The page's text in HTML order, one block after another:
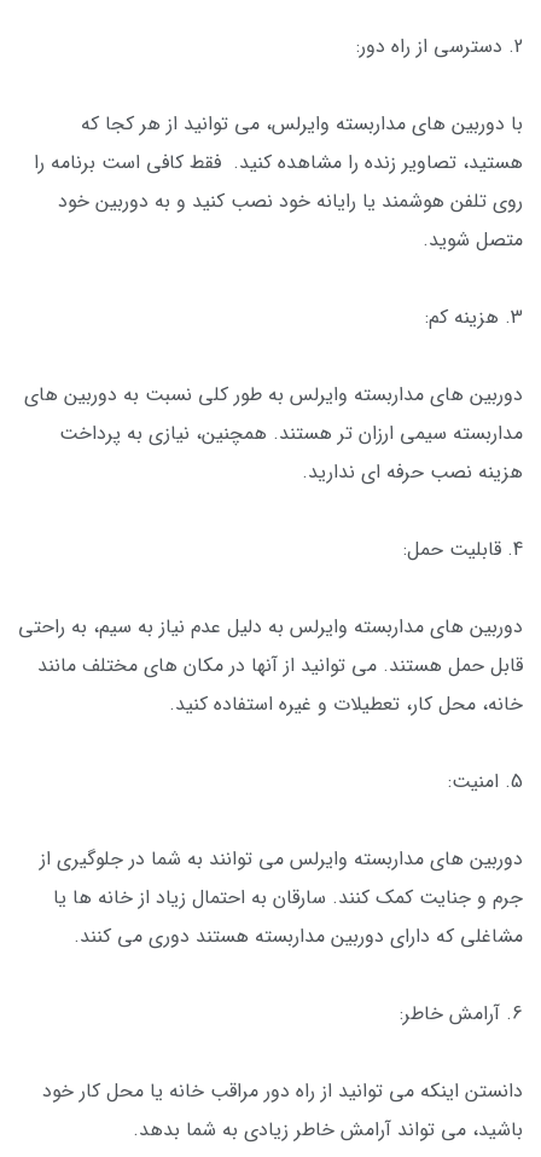
2. دسترسی از راه دور:
با دوربین های مداربسته وایرلس، می توانید از هر کجا که
هستید، تصاویر زنده را مشاهده کنید. فقط کافی است برنامه را
روی تلفن هوشمند یا رایانه خود نصب کنید و به دوربین خود
متصل شوید.
3. هزینه کم:
دوربین های مداربسته وایرلس به طور کلی نسبت به دوربین های
مداربسته سیمی ارزان تر هستند. همچنین، نیازی به پرداخت
هزینه نصب حرفه ای ندارید.
4. قابلیت حمل:
دوربین های مداربسته وایرلس به دلیل عدم نیاز به سیم، به راحتی
قابل حمل هستند. می توانید از آنها در مکان های مختلف مانند
خانه، محل کار، تعطیلات و غیره استفاده کنید.
5. امنیت:
دوربین های مداربسته وایرلس می توانند به شما در جلوگیری از
جرم و جنایت کمک کنند. سارقان به احتمال زیاد از خانه ها یا
مشاغلی که دارای دوربین مداربسته هستند دوری می کنند.
6. آرامش خاطر:
دانستن اینکه می توانید از راه دور مراقب خانه یا محل کار خود
باشید، می تواند آرامش خاطر زیادی به شما بدهد.